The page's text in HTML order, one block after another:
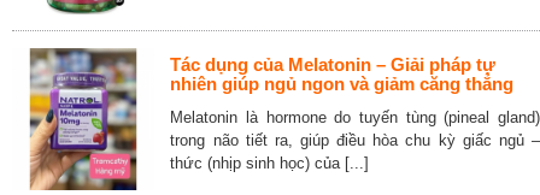
Tác dụng của Melatonin – Giải pháp tự
nhiên giúp ngủ ngon và giảm căng thẳng
Melatonin là hormone do tuyến tùng (pineal gland)
trong não tiết ra, giúp điều hòa chu kỳ giấc ngủ –
thức (nhịp sinh học) của [...]